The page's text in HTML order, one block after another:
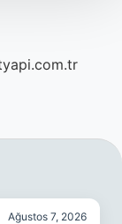
Ağustos 7, 2026